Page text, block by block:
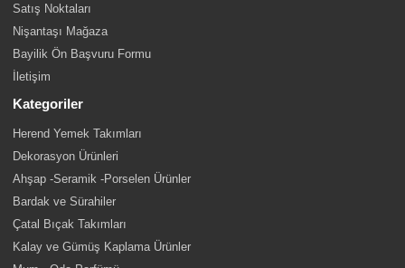
Satış Noktaları
Nişantaşı Mağaza
Bayilik Ön Başvuru Formu
İletişim
Kategoriler
Herend Yemek Takımları
Dekorasyon Ürünleri
Ahşap -Seramik -Porselen Ürünler
Bardak ve Sürahiler
Çatal Bıçak Takımları
Kalay ve Gümüş Kaplama Ürünler